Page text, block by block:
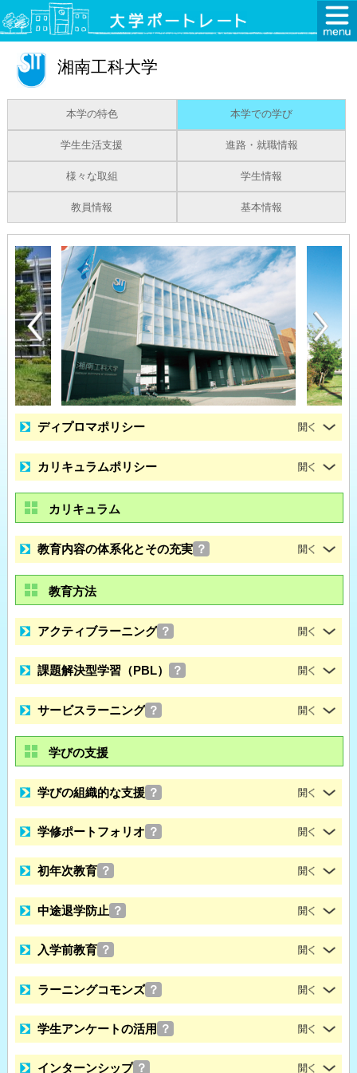
湘南工科大学
本学の特色 本学での学び
学生生活支援 進路・就職情報
様々な取組 学生情報
教員情報 基本情報
ディプロマポリシー
カリキュラムポリシー
カリキュラム
教育内容の体系化とその充実 ？
教育方法
アクティブラーニング ？
課題解決型学習（PBL） ？
サービスラーニング ？
学びの支援
学びの組織的な支援 ？
学修ポートフォリオ ？
初年次教育 ？
中途退学防止 ？
入学前教育 ？
ラーニングコモンズ ？
学生アンケートの活用 ？
インターンシップ ？